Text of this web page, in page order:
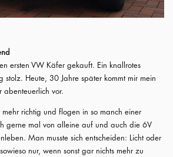
ersten VW Käfer gekauft. Ein knallrotes
Heute, 30 Jahre später kommt mir mein
abenteuerlich vor.
mehr richtig und flogen in so manch einer
gerne mal von alleine auf und auch die 6V
Man musste sich entscheiden: Licht oder
nur, wenn sonst gar nichts mehr zu